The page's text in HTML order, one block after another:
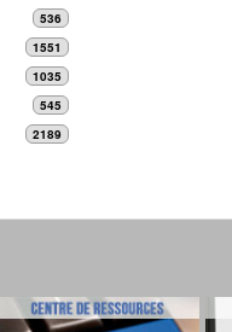
536
1551
1035
545
2189